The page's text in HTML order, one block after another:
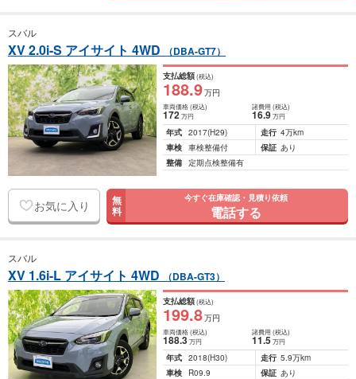
スバル
XV 2.0i-S アイサイト 4WD （DBA-GT7）
支払総額(税込)
188.9万円
車両価格(税込)
172万円
諸費用 (税込)
16.9 万円
年式 2017(H29) 走行 4万km
車検 車検整備付 保証 あり
整備 定期点検整備有
お気に入り 無
料
今すぐ在庫確認・見積り依頼
電話する
スバル
XV 1.6i-L アイサイト 4WD （DBA-GT3）
支払総額(税込)
199.8万円
車両価格(税込)
188.3万円
諸費用 (税込)
11.5 万円
年式 2018(H30) 走行 5.9万km
車検
R09.9 保証 あり